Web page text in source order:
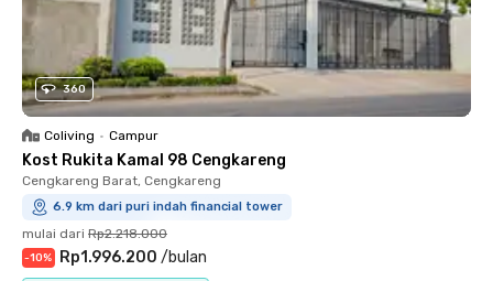
360
Coliving • Campur
Kost Rukita Kamal 98 Cengkareng
Cengkareng Barat, Cengkareng
6.9 km dari puri indah financial tower
mulai dari Rp2.218.000
-10% Rp1.996.200 /bulan